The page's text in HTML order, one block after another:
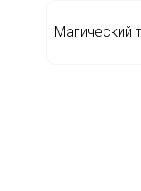
Магический